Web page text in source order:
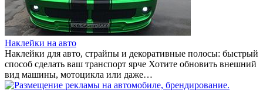
Наклейки на авто
Наклейки для авто, страйпы и декоративные полосы: быстрый
способ сделать ваш транспорт ярче Хотите обновить внешний
вид машины, мотоцикла или даже…